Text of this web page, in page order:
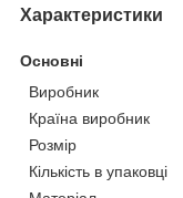
Характеристики
Основні
Виробник
Країна виробник
Розмір
Кількість в упаковці